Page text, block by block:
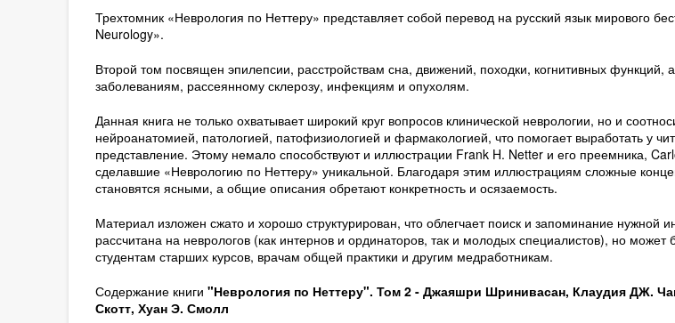
Трехтомник «Неврология по Неттеру» представляет собой перевод на русский язык мирового
Neurology».
Второй том посвящен эпилепсии, расстройствам сна, движений, походки, когнитивных функций,
заболеваниям, рассеянному склерозу, инфекциям и опухолям.
Данная книга не только охватывает широкий круг вопросов клинической неврологии, но и
нейроанатомией, патологией, патофизиологией и фармакологией, что помогает выработать у
представление. Этому немало способствуют и иллюстрации Frank H. Netter и его преемника,
сделавшие «Неврологию по Неттеру» уникальной. Благодаря этим иллюстрациям сложные
становятся ясными, а общие описания обретают конкретность и осязаемость.
Материал изложен сжато и хорошо структурирован, что облегчает поиск и запоминание нужной
рассчитана на неврологов (как интернов и ординаторов, так и молодых специалистов), но может
студентам старших курсов, врачам общей практики и другим медработникам.
Содержание книги "Неврология по Неттеру". Том 2 - Джаяшри Шринивасан, Клаудия ДЖ.
Скотт, Хуан Э. Смолл